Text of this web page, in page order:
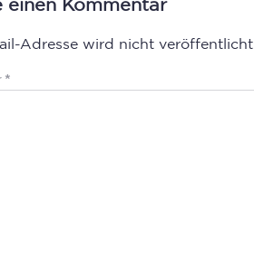
einen Kommentar
Adresse wird nicht veröffentlicht.
*